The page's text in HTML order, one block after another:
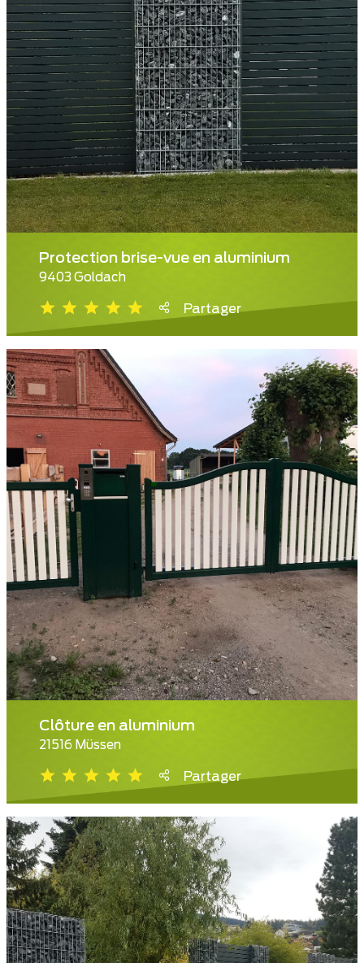
Protection brise-vue en aluminium
9403 Goldach
Partager
Clôture en aluminium
21516 Müssen
Partager